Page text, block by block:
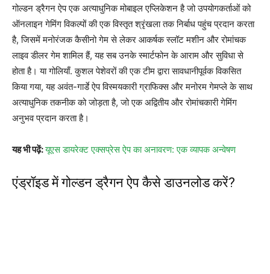
गोल्डन ड्रैगन ऐप एक अत्याधुनिक मोबाइल एप्लिकेशन है जो उपयोगकर्ताओं को
ऑनलाइन गेमिंग विकल्पों की एक विस्तृत श्रृंखला तक निर्बाध पहुंच प्रदान करता
है, जिसमें मनोरंजक कैसीनो गेम से लेकर आकर्षक स्लॉट मशीन और रोमांचक
लाइव डीलर गेम शामिल हैं, यह सब उनके स्मार्टफोन के आराम और सुविधा से
होता है। या गोलियाँ. कुशल पेशेवरों की एक टीम द्वारा सावधानीपूर्वक विकसित
किया गया, यह अवंत-गार्डे ऐप विस्मयकारी ग्राफिक्स और मनोरम गेमप्ले के साथ
अत्याधुनिक तकनीक को जोड़ता है, जो एक अद्वितीय और रोमांचकारी गेमिंग
अनुभव प्रदान करता है।
यह भी पढ़ें:यूएस डायरेक्ट एक्सप्रेस ऐप का अनावरण: एक व्यापक अन्वेषण
एंड्रॉइड में गोल्डन ड्रैगन ऐप कैसे डाउनलोड करें?